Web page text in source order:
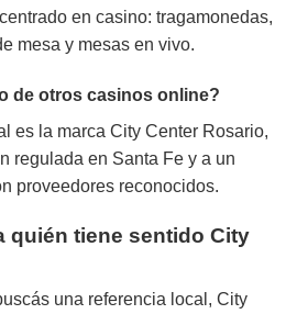
en casino: tragamonedas,
mesa y mesas en vivo.
de otros casinos online?
es la marca City Center Rosario,
regulada en Santa Fe y a un
proveedores reconocidos.
quién tiene sentido City
una referencia local, City